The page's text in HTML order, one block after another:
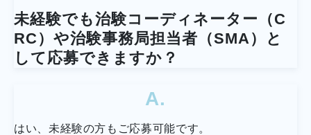
未経験でも治験コーディネーター（C
RC）や治験事務局担当者（SMA）と
して応募できますか？
A.
はい、未経験の方もご応募可能です。